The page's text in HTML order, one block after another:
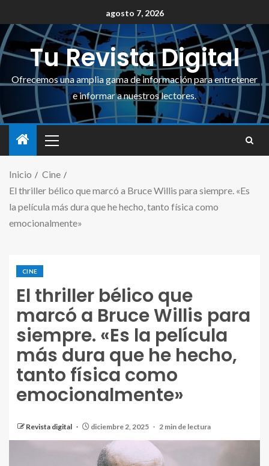
agosto 7, 2026
Tu Revista Digital
Ofrecemos una amplia gama de información para entretener
e informar a nuestros lectores.
Inicio
Cine
El thriller bélico que marcó a Bruce Willis para siempre. «Es
la película más dura que he hecho, tanto física como
emocionalmente»
CINE
El thriller bélico que
marcó a Bruce Willis para
siempre. «Es la película
más dura que he hecho,
tanto física como
emocionalmente»
Revista digital diciembre 2, 2025 2 min de lectura